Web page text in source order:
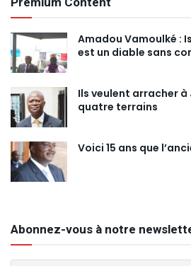
Amadou Vamoulké :
est un diable sans
Ils veulent arracher
quatre terrains
Voici 15 ans que
Abonnez-vous à notre